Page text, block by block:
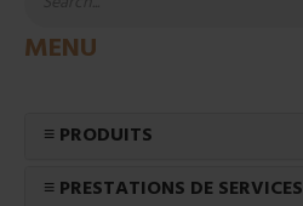
MENU
≡ PRODUITS
≡ PRESTATIONS DE SERVICES